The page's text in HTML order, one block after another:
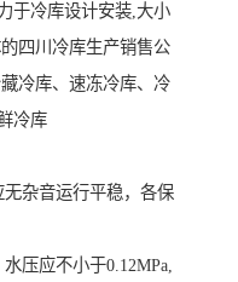
于冷库设计安装,大小
四川冷库生产销售公
冷库、速冻冷库、冷
冷库
杂音运行平稳，各保
压应不小于0.12MPa,